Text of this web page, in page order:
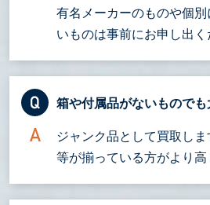
有名メーカーのものや個
いものは事前にお申し出く
箱や付属品がないものでも
ジャンク品として買取し
等が揃っている方がより高